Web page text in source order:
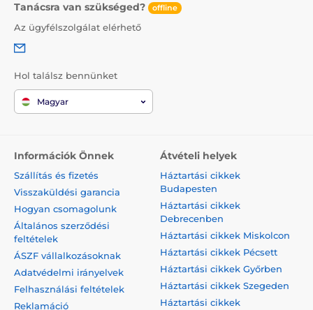
Tanácsra van szükséged? offline
Az ügyfélszolgálat elérhető
Hol találsz bennünket
Magyar
Információk Önnek
Szállítás és fizetés
Visszaküldési garancia
Hogyan csomagolunk
Általános szerződési
feltételek
ÁSZF vállalkozásoknak
Adatvédelmi irányelvek
Felhasználási feltételek
Reklamáció
Átvételi helyek
Háztartási cikkek
Budapesten
Háztartási cikkek
Debrecenben
Háztartási cikkek Miskolcon
Háztartási cikkek Pécsett
Háztartási cikkek Győrben
Háztartási cikkek Szegeden
Háztartási cikkek